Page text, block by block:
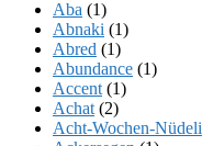
Aba (1)
Abnaki (1)
Abred (1)
Abundance (1)
Accent (1)
Achat (2)
Acht-Wochen-Nüdeli